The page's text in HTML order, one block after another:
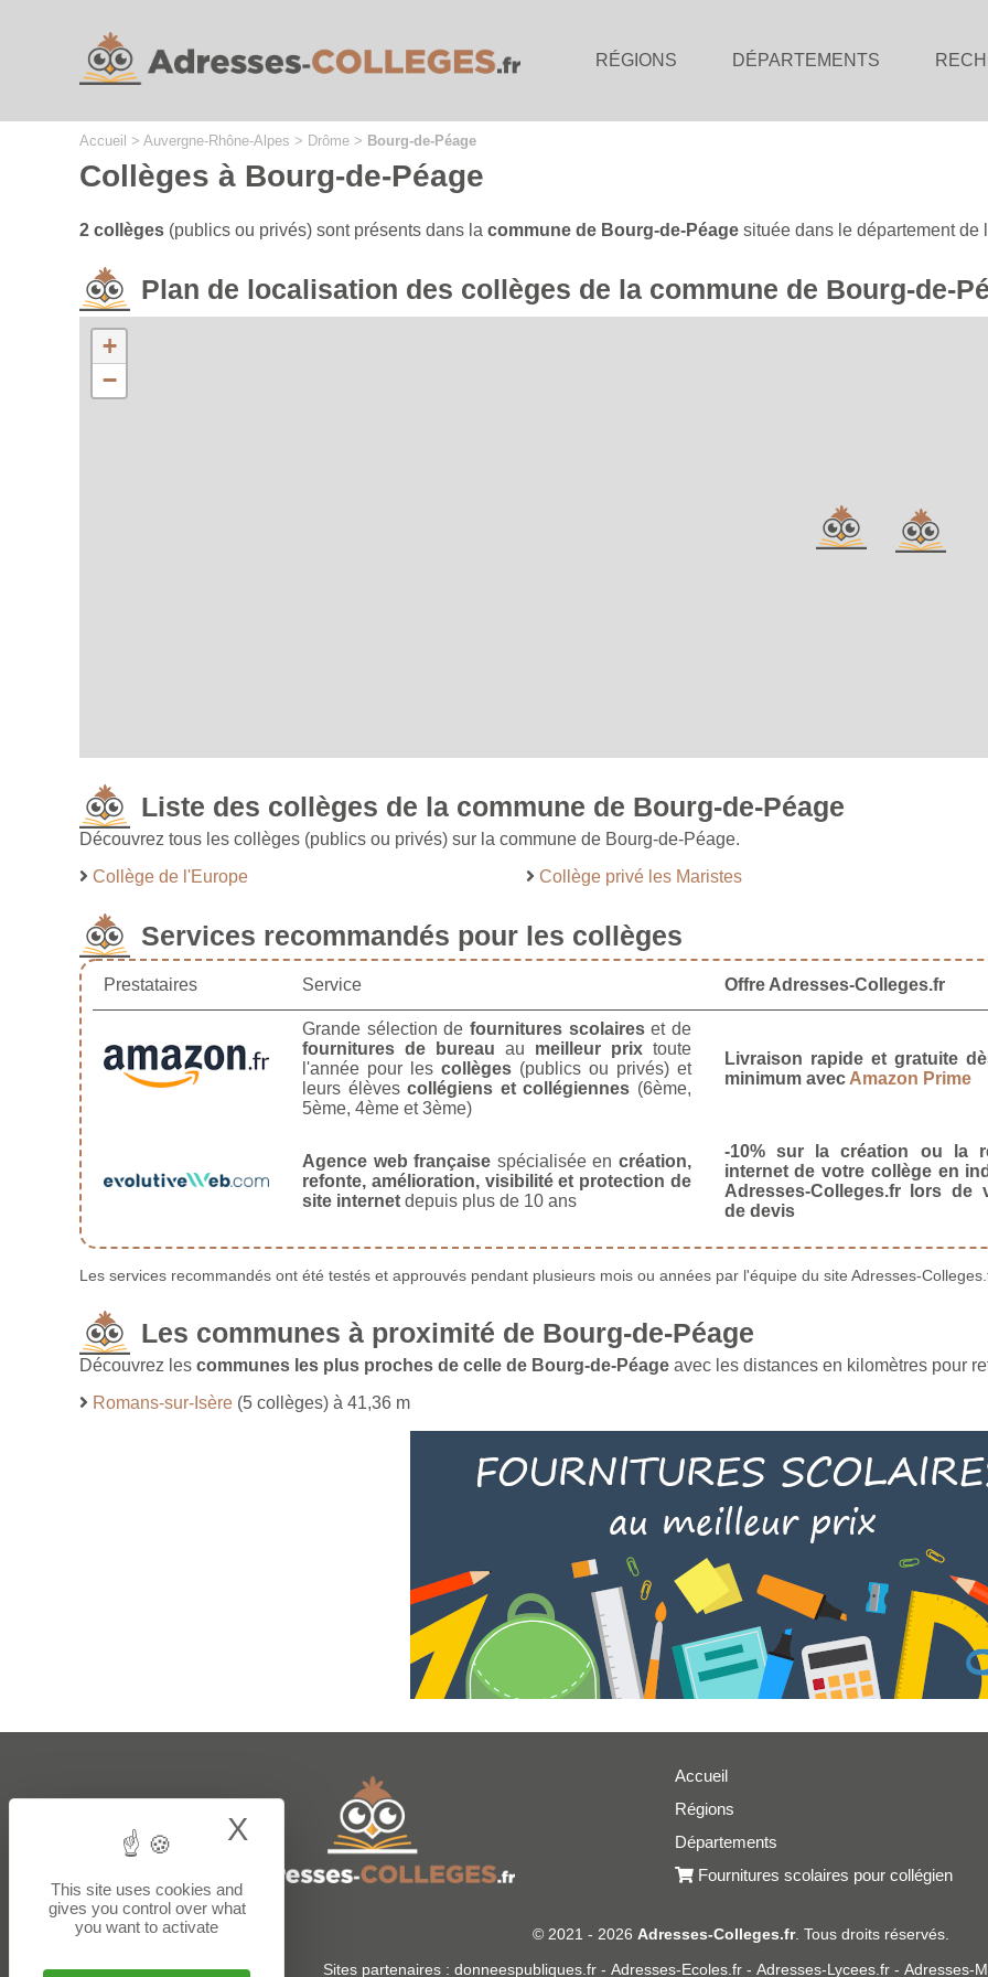
RÉGIONS DÉPARTEMENTS
Accueil > Auvergne-Rhône-Alpes > Drôme > Bourg-de-Péage
Collèges à Bourg-de-Péage
2 collèges (publics ou privés) sont présents dans la commune de Bourg-de-Péage située dans le département de
Plan de localisation des collèges de la commune de Bourg-de-
+
−
Liste des collèges de la commune de Bourg-de-Péage
Découvrez tous les collèges (publics ou privés) sur la commune de Bourg-de-Péage.
Collège de l'Europe
Collège privé les Maristes
Services recommandés pour les collèges
Prestataires Service Offre Adresses-Colleges.fr
Grande sélection de fournitures scolaireset de
fournitures de bureau au meilleur prixtoute
l'année pour les collèges(publics ou privés) et
leurs élèvescollégiens et collégiennes (6ème,
5ème, 4ème et 3ème)
Livraison rapide et gratuite
minimum avec Amazon Prime
Agence web française spécialisée en création,
refonte, amélioration, visibilité et protection de
site internet depuis plus de 10 ans
-10% sur la création ou la
internet de votre collège en
Adresses-Colleges.fr lors de
de devis
Les services recommandés ont été testés et approuvés pendant plusieurs mois ou années par l'équipe du site Adresses-
Les communes à proximité de Bourg-de-Péage
Découvrez les communes les plus proches de celle de Bourg-de-Péage avec les distances en kilomètres pour
Romans-sur-Isère (5 collèges) à 41,36 m
Accueil
Régions
Départements
Fournitures scolaires pour collégien
© 2021 - 2026 Adresses-Colleges.fr. Tous droits réservés.
Sites partenaires : donneespubliques.fr - Adresses-Ecoles.fr - Adresses-Lycees.fr - Adresses-
This site uses cookies and
gives you control over what
you want to activate
X Hide cookie banner